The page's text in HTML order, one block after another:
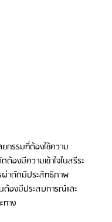
กรรมที่ต้องใช้ความ
งมีความเข้าใจในสรีระ
ผ่าตัดมีประสิทธิภาพ
องมีประสบการณ์และ
ทาง